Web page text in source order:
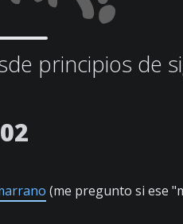
principios de
(me pregunto si ese